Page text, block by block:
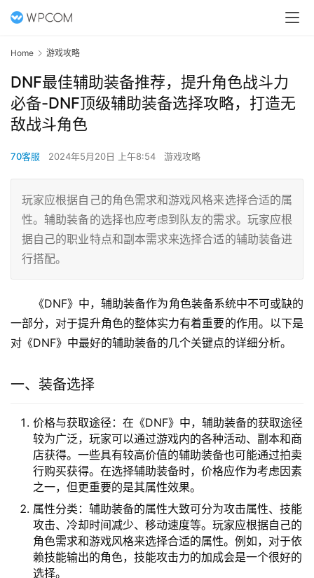
Home 游戏攻略
DNF最佳辅助装备推荐，提升角色战斗力
必备-DNF顶级辅助装备选择攻略，打造无
敌战斗角色
70客服 2024年5月20日 上午8:54 游戏攻略
玩家应根据自己的角色需求和游戏风格来选择合适的属
性。辅助装备的选择也应考虑到队友的需求。玩家应根
据自己的职业特点和副本需求来选择合适的辅助装备进
行搭配。
《DNF》中，辅助装备作为角色装备系统中不可或缺的
一部分，对于提升角色的整体实力有着重要的作用。以下是
对《DNF》中最好的辅助装备的几个关键点的详细分析。
一、装备选择
价格与获取途径：在《DNF》中，辅助装备的获取途径
较为广泛，玩家可以通过游戏内的各种活动、副本和商
店获得。一些具有较高价值的辅助装备也可能通过拍卖
行购买获得。在选择辅助装备时，价格应作为考虑因素
之一，但更重要的是其属性效果。
属性分类：辅助装备的属性大致可分为攻击属性、技能
攻击、冷却时间减少、移动速度等。玩家应根据自己的
角色需求和游戏风格来选择合适的属性。例如，对于依
赖技能输出的角色，技能攻击力的加成会是一个很好的
选择。